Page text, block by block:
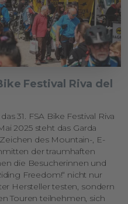
Festival Riva del
31. FSA Bike Festival Riva
2025 steht das Garda
des Mountain-, E-
der traumhaften
die Besucherinnen und
Freedom!“ nicht nur
Hersteller testen, sondern
Touren teilnehmen, sich